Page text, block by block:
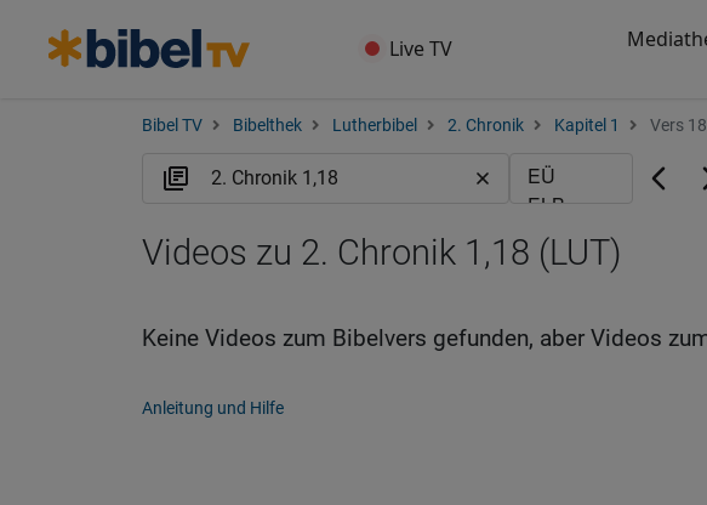
Live TV
Bibel TV Bibelthek Lutherbibel 2. Chronik Kapitel 1 Vers 18
Videos zu 2. Chronik 1,18 (LUT)
Keine Videos zum Bibelvers gefunden, aber Videos
Anleitung und Hilfe